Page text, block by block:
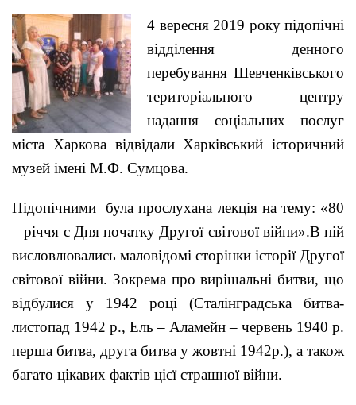
4 вересня 2019 року підопічні
відділення денного
перебування Шевченківського
територіального центру
надання соціальних послуг
міста Харкова відвідали Харківський історичний
музей імені М.Ф. Сумцова.
Підопічними була прослухана лекція на тему: «80
– річчя с Дня початку Другої світової війни».В ній
висловлювались маловідомі сторінки історії Другої
світової війни. Зокрема про вирішальні битви, що
відбулися у 1942 році (Сталінградська битва-
листопад 1942 р., Ель – Аламейн – червень 1940 р.
перша битва, друга битва у жовтні 1942р.), а також
багато цікавих фактів цієї страшної війни.